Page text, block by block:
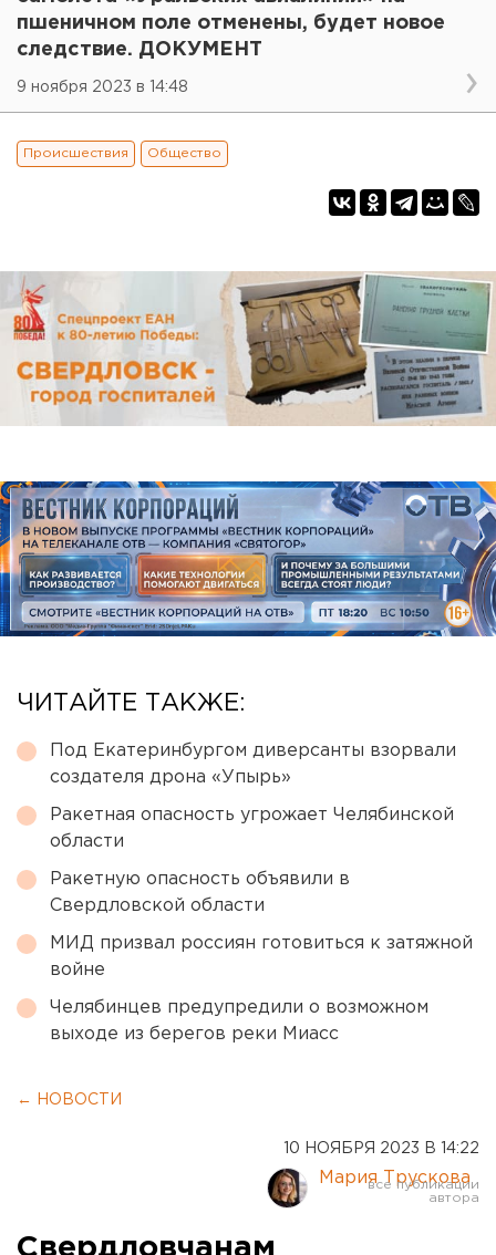
пшеничном поле отменены, будет новое
следствие. ДОКУМЕНТ
9 ноября 2023 в 14:48
Происшествия Общество
ЧИТАЙТЕ ТАКЖЕ:
Под Екатеринбургом диверсанты взорвали
создателя дрона «Упырь»
Ракетная опасность угрожает Челябинской
области
Ракетную опасность объявили в
Свердловской области
МИД призвал россиян готовиться к затяжной
войне
Челябинцев предупредили о возможном
выходе из берегов реки Миасс
← НОВОСТИ
10 НОЯБРЯ 2023 В 14:22
Мария Трускова
Свердловчанам